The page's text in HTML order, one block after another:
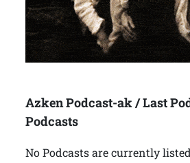
Azken Podcast-ak / Last
Podcasts
No Podcasts are currently listed